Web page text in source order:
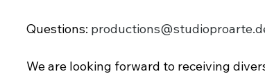
Questions:
We are looking forward to receiving